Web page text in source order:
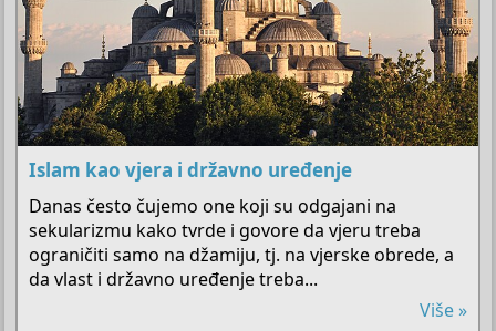
Islam kao vjera i državno uređenje
Danas često čujemo one koji su odgajani na
sekularizmu kako tvrde i govore da vjeru treba
ograničiti samo na džamiju, tj. na vjerske obrede, a
da vlast i državno uređenje treba...
Više »